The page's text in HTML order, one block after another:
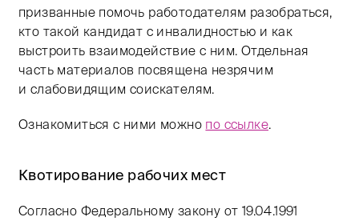
призванные помочь работодателям разобраться,
кто такой кандидат с инвалидностью и как
выстроить взаимодействие с ним. Отдельная
часть материалов посвящена незрячим
и слабовидящим соискателям.
Ознакомиться с ними можно по ссылке.
Квотирование рабочих мест
Согласно Федеральному закону от 19.04.1991